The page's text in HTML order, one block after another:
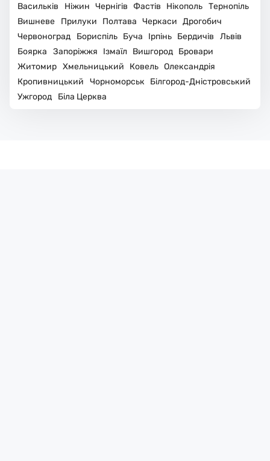
знижку)) А так в
принципі всім
задоволена
Рекомендуватиму їх
своїм сусідам і друзям.
Васильків
Ніжин Чернігів Фастів Нікополь Тернопіль
Вишневе
Прилуки Полтава Черкаси
Дрогобич
Червоноград
Бориспіль Буча Ірпінь Бердичів
Львів
Боярка
Запоріжжя Ізмаїл Вишгород Бровари
Житомир Хмельницький Ковель Олександрія
Кропивницький
Чорноморськ
Білгород-Дністровський
Ужгород
Біла Церква